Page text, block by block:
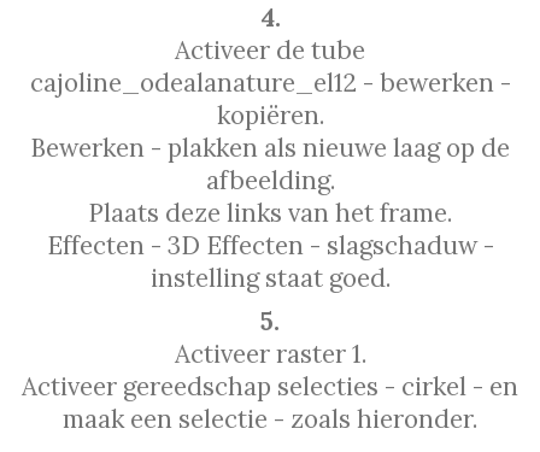
4.
Activeer de tube
cajoline_odealanature_el12 - bewerken -
kopiëren.
Bewerken - plakken als nieuwe laag op de
afbeelding.
Plaats deze links van het frame.
Effecten - 3D Effecten - slagschaduw -
instelling staat goed.
5.
Activeer raster 1.
Activeer gereedschap selecties - cirkel - en
maak een selectie - zoals hieronder.